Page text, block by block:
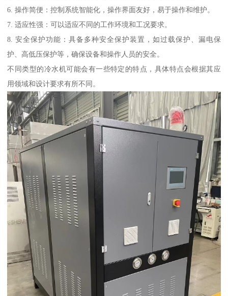
6. 操作简便：控制系统智能化，操作界面友好，易于操作和维护。
7. 适应性强：可以适应不同的工作环境和工况要求。
8. 安全保护功能：具备多种安全保护装置，如过载保护、漏电保
护、高低压保护等，确保设备和操作人员的安全。
不同类型的冷水机可能会有一些特定的特点，具体特点会根据其应
用领域和设计要求有所不同。